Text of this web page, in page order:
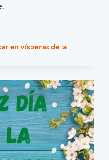
.
en vísperas de la